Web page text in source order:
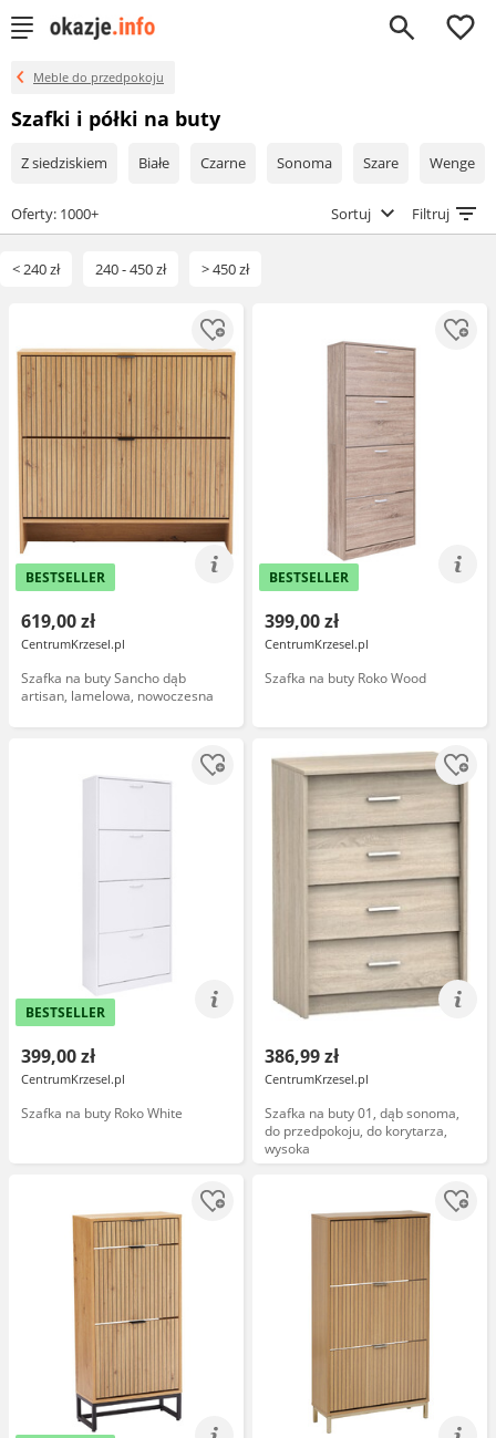
0
Meble do przedpokoju
Szafki i półki na buty
Z siedziskiem Białe Czarne Sonoma Szare Wenge
Oferty: 1000+ Sortuj Filtruj
< 240 zł 240 - 450 zł > 450 zł
BESTSELLER
619,00 zł
CentrumKrzesel.pl
Szafka na buty Sancho dąb
artisan, lamelowa, nowoczesna
BESTSELLER
399,00 zł
CentrumKrzesel.pl
Szafka na buty Roko Wood
BESTSELLER
399,00 zł
CentrumKrzesel.pl
Szafka na buty Roko White
386,99 zł
CentrumKrzesel.pl
Szafka na buty 01, dąb sonoma,
do przedpokoju, do korytarza,
wysoka